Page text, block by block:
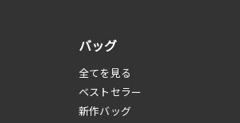
バッグ
全てを見る
ベストセラー
新作バッグ